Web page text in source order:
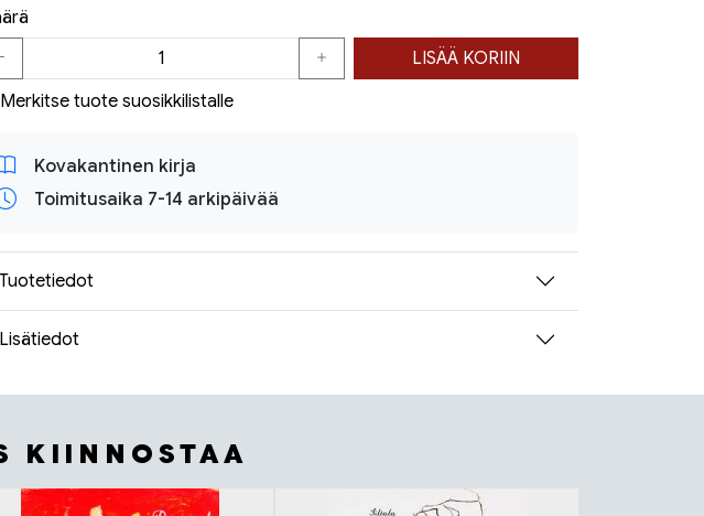
LISÄÄ KORIIN
Merkitse tuote suosikkilistalle
Kovakantinen kirja
Toimitusaika 7-14 arkipäivää
Tuotetiedot
Lisätiedot
KIINNOSTAA